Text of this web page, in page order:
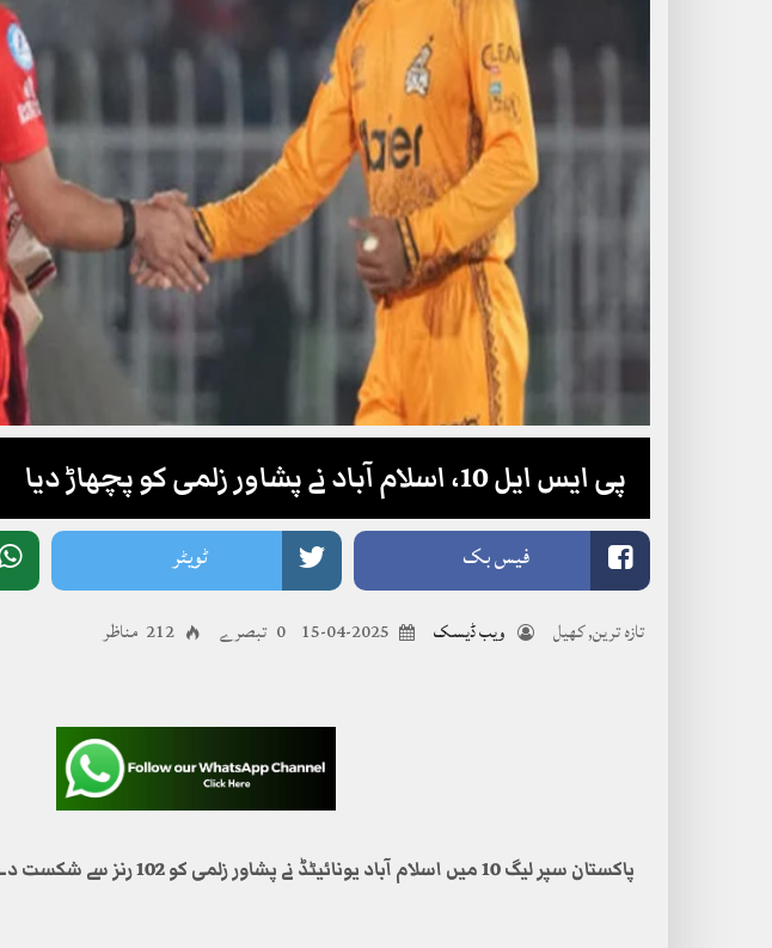
پی ایس ایل 10، اسلام آباد نے پشاور زلمی کو پچھاڑ دیا
فیس بک ٹویٹر
تازہ ترین,کھیل ویب ڈیسک 2025-04-15 0 تبصرے 212 مناظر
پاکستان سپر لیگ 10 میں اسلام آباد یونائیٹڈ نے پشاور زلمی کو 102 رنز سے شکست دے دی۔